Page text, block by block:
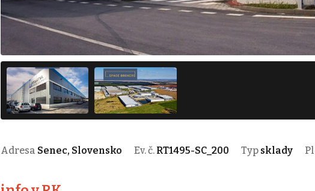
Adresa Senec, Slovensko Ev. č. RT1495-SC_200 Typ sklady